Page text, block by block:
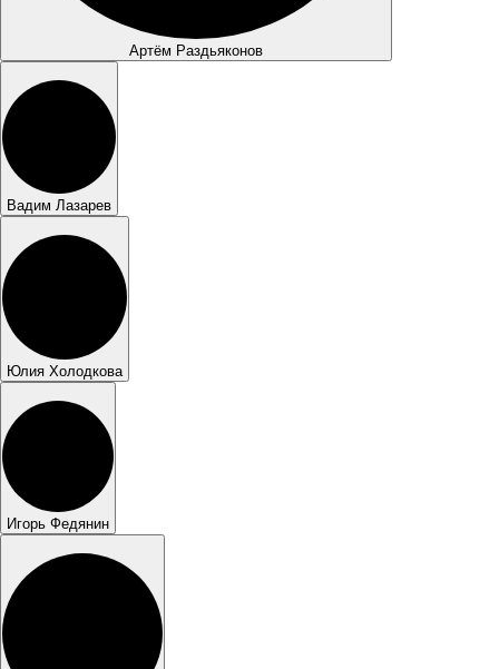
Артём Раздьяконов
Вадим Лазарев
Юлия Холодкова
Игорь Федянин